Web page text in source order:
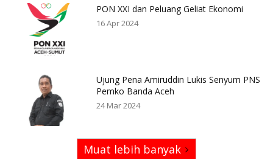
PON XXI dan Peluang Geliat Ekonomi
16 Apr 2024
Ujung Pena Amiruddin Lukis Senyum PNS
Pemko Banda Aceh
24 Mar 2024
Muat lebih banyak